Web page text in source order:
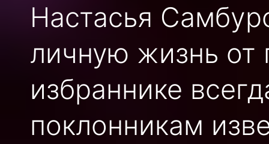
Настасья
личную жизнь от
избраннике
поклонникам